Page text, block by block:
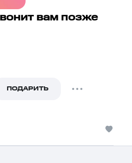
вам позже
ПОДАРИТЬ